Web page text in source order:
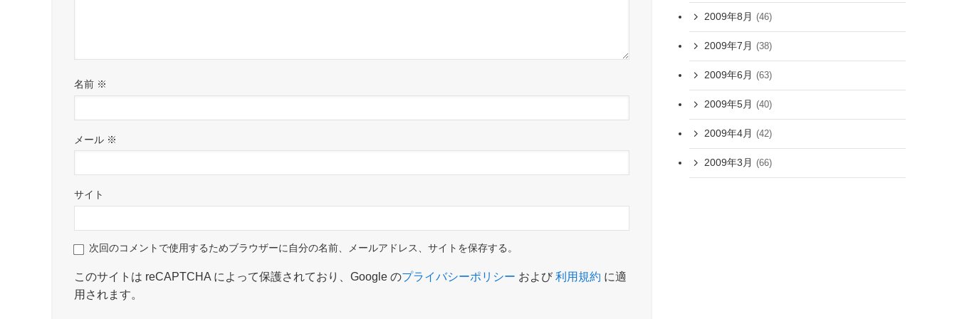
名前 ※
メール ※
サイト
次回のコメントで使用するためブラウザーに自分の名前、メールアドレス、サイトを保存する。
このサイトは reCAPTCHA によって保護されており、Google のプライバシーポリシー および 利用規約 に適
用されます。
2009年8月 (46)
2009年7月 (38)
2009年6月 (63)
2009年5月 (40)
2009年4月 (42)
2009年3月 (66)